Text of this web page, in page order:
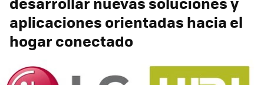
aplicaciones orientadas hacia el
hogar conectado